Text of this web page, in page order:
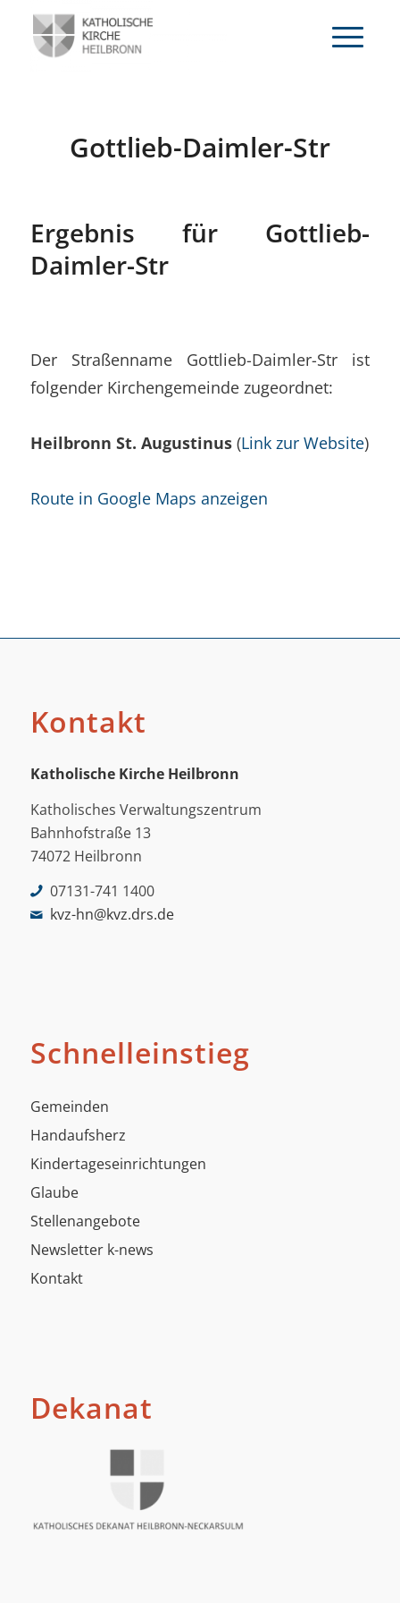
Gottlieb-Daimler-Str
Ergebnis für Gottlieb-
Daimler-Str
Der Straßenname Gottlieb-Daimler-Str ist
folgender Kirchengemeinde zugeordnet:
Heilbronn St. Augustinus (Link zur Website)
Route in Google Maps anzeigen
Kontakt
Katholische Kirche Heilbronn
Katholisches Verwaltungszentrum
Bahnhofstraße 13
74072 Heilbronn
07131-741 1400
kvz-hn@kvz.drs.de
Schnelleinstieg
Gemeinden
Handaufsherz
Kindertageseinrichtungen
Glaube
Stellenangebote
Newsletter k-news
Kontakt
Dekanat